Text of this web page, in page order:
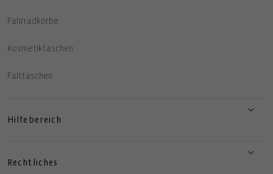
Fahrradkörbe
Kosmetiktaschen
Falttaschen
Hilfebereich
Rechtliches